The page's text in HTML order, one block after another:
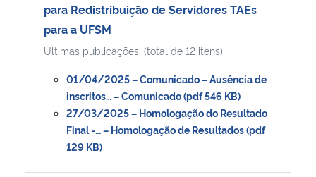
para Redistribuição de Servidores TAEs
para a UFSM
Ultimas publicações: (total de 12 itens)
01/04/2025 – Comunicado – Ausência de
inscritos… – Comunicado (pdf 546 KB)
27/03/2025 – Homologação do Resultado
Final -… – Homologação de Resultados (pdf
129 KB)